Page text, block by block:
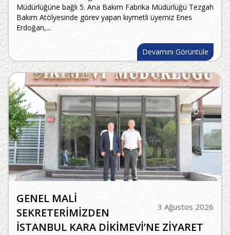
Müdürlüğüne bağlı 5. Ana Bakım Fabrika Müdürlüğü Tezgah
Bakım Atölyesinde görev yapan kıymetli üyemiz Enes
Erdoğan,...
Devamını Görüntüle
3 Ağustos 2026
GENEL MALİ
SEKRETERİMİZDEN
İSTANBUL KARA DİKİMEVİ’NE ZİYARET